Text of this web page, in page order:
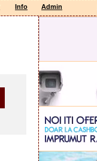
Info Admin